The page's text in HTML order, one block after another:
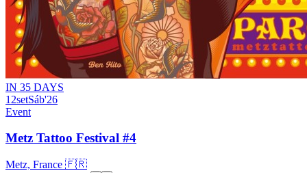
IN 35 DAYS
12setSáb'26
Event
Metz Tattoo Festival #4
Metz, France 🇫🇷